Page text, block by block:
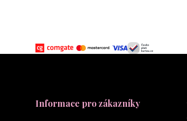
Informace pro zákazníky